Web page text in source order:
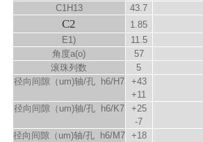
C1H13 43.7
C2
1.85
E1)
11.5
角度a(o)
57
滚珠列数
5
径向间隙（um)轴/孔 h6/H7
+43
+11
径向间隙（um)轴/孔 h6/K7
+25
-7
径向间隙（um)轴/孔 h6/M7
+18